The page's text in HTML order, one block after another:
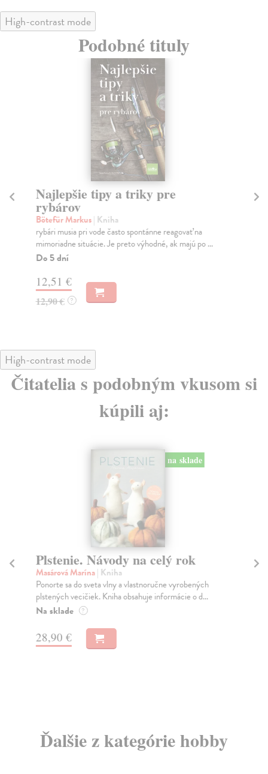
High-contrast mode
Podobné tituly
Najlepšie tipy a triky pre
rybárov
Bötefür Markus| Kniha
rybári musia pri vode často spontánne reagovať na
mimoriadne situácie. Je preto výhodné, ak majú po ...
Do 5 dní
12,51 €
12,90 € ?
High-contrast mode
Čitatelia s podobným vkusom si
kúpili aj:
na sklade
Plstenie. Návody na celý rok
Masárová Marína| Kniha
Ponorte sa do sveta vlny a vlastnoručne vyrobených
plstených vecičiek. Kniha obsahuje informácie o d...
Na sklade ?
28,90 €
Ďalšie z kategórie hobby